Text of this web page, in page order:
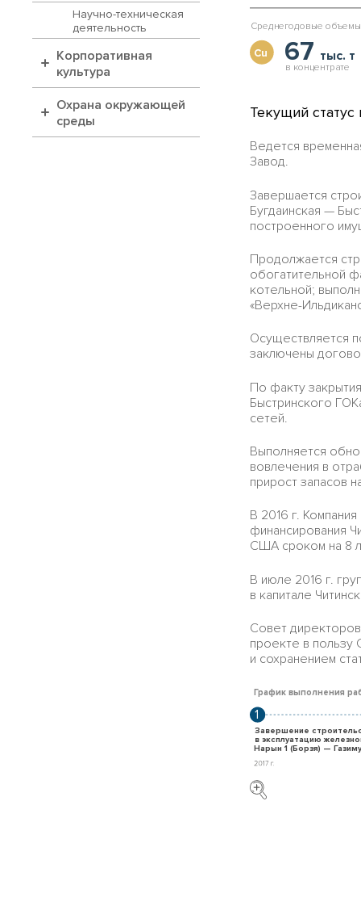
Научно-техническая
деятельность
Корпоративная
культура
Охрана окружающей
среды
Среднегодовые объемы
67 тыс. т
в концентрате
Cu
Текущий статус
Ведется
Завод.
Завершается
Бугдаинская —
построенного
Продолжается
обогатительной
котельной;
«Верхне-
Осуществляется
заключены
По факту
Быстринского
сетей.
Выполняется
вовлечения в
прирост запасов
В 2016 г.
финансирования
США сроком на 8
В июле 2016 г.
в капитале
Совет
проекте в пользу
и сохранением
Нарын 1 (Борзя) —
1
График выполнения
в эксплуатацию
Завершение